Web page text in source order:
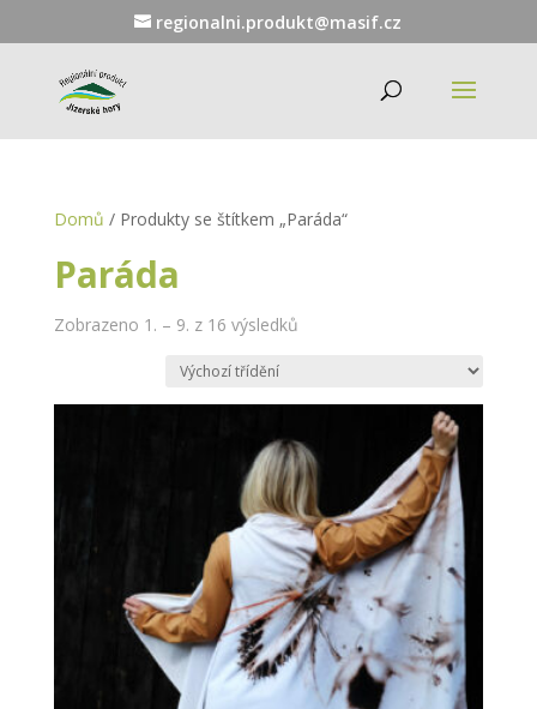
regionalni.produkt@masif.cz
Domů / Produkty se štítkem „Paráda“
Paráda
Zobrazeno 1. – 9. z 16 výsledků